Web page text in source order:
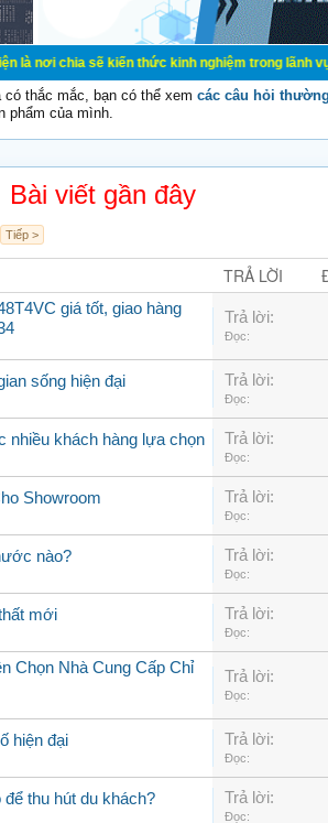
sẽ kiến thức kinh nghiệm trong lãnh vực cơ
có thắc mắc, bạn có thể xem các câu hỏi
phẩm của mình.
Bài viết gần đây
Tiếp >
TRẢ LỜI
giá tốt, giao hàng
Trả lời:
Đọc:
sống hiện đại Trả lời:
Đọc:
nhiều khách hàng lựa chọn Trả lời:
Đọc:
Showroom Trả lời:
Đọc:
nào? Trả lời:
Đọc:
mới Trả lời:
Đọc:
Chọn Nhà Cung Cấp Chỉ
Trả lời:
Đọc:
hiện đại Trả lời:
Đọc:
thu hút du khách? Trả lời:
Đọc: